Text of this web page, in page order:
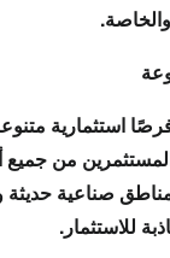
استثمارية
من جميع
صناعية
للاستثمار.